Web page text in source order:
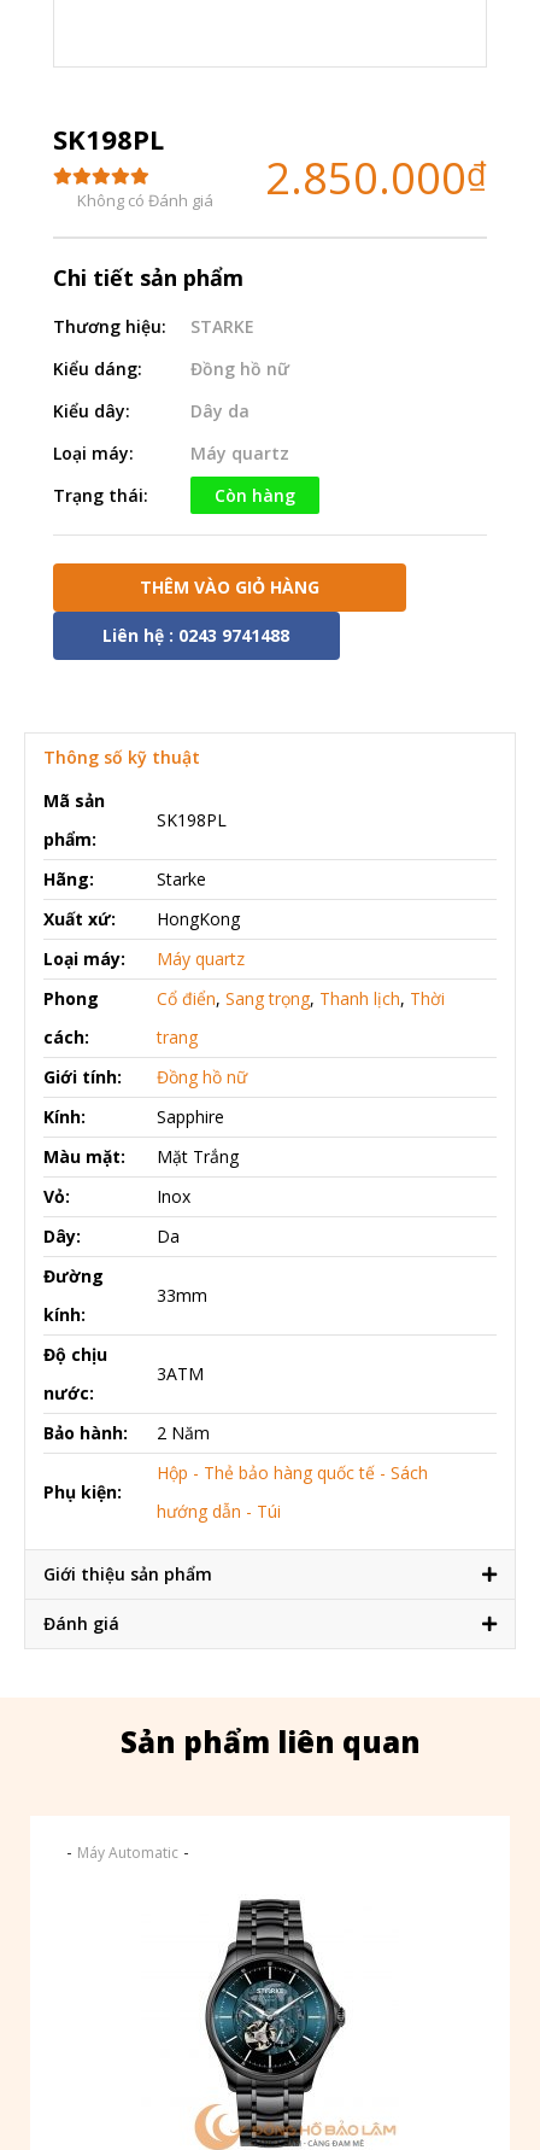
SK198PL
Không có Đánh giá 2.850.000₫
Chi tiết sản phẩm
Thương hiệu:
STARKE
Kiểu dáng:
Đồng hồ nữ
Kiểu dây:
Dây da
Loại máy:
Máy quartz
Trạng thái:
Còn hàng
THÊM VÀO GIỎ HÀNG
Liên hệ : 0243 9741488
Thông số kỹ thuật
Mã sản
phẩm:
SK198PL
Hãng:
Starke
Xuất xứ:
HongKong
Loại máy:
Máy quartz
Phong
cách:
Cổ điển, Sang trọng, Thanh lịch, Thời
trang
Giới tính:
Đồng hồ nữ
Kính:
Sapphire
Màu mặt:
Mặt Trắng
Vỏ:
Inox
Dây:
Da
Đường
kính:
33mm
Độ chịu
nước:
3ATM
Bảo hành: 2 Năm
Phụ kiện:
Hộp - Thẻ bảo hàng quốc tế - Sách
hướng dẫn - Túi
Giới thiệu sản phẩm
Đánh giá
Sản phẩm liên quan
- Máy Automatic -